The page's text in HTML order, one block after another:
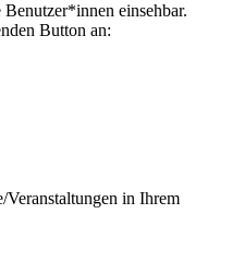
einsehbar.
Button an:
Veranstaltungen in Ihrem